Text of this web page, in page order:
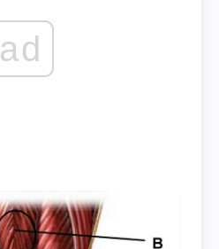
ad